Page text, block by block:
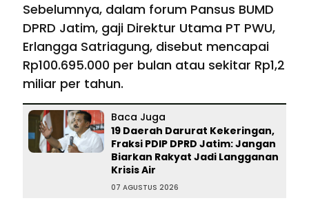
Sebelumnya, dalam forum Pansus BUMD
DPRD Jatim, gaji Direktur Utama PT PWU,
Erlangga Satriagung, disebut mencapai
Rp100.695.000 per bulan atau sekitar Rp1,2
miliar per tahun.
Baca Juga
19 Daerah Darurat Kekeringan,
Fraksi PDIP DPRD Jatim: Jangan
Biarkan Rakyat Jadi Langganan
Krisis Air
07 AGUSTUS 2026